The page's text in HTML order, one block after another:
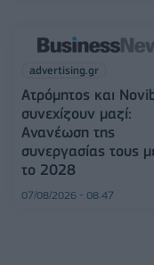
advertising.gr
Ατρόμητος και
συνεχίζουν μαζί:
Ανανέωση της
συνεργασίας τους
το 2028
07/08/2026 - 08:47